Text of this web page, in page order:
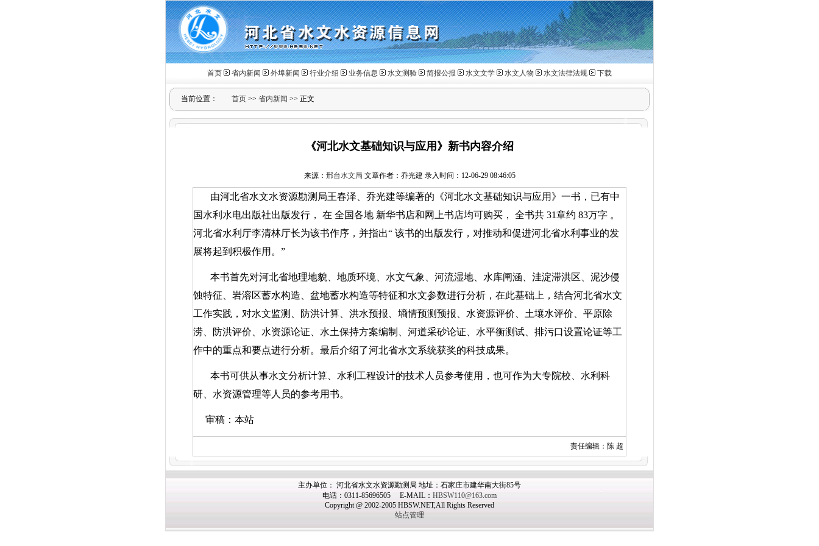
首页 省内新闻 外埠新闻 行业介绍 业务信息 水文测验 简报公报 水文文学 水文人物 水文法律法规 下载
当前位置： 首页 >> 省内新闻 >> 正文
《河北水文基础知识与应用》新书内容介绍
来源： 邢台水文局 文章作者：乔光建 录入时间：12-06-29 08:46:05
由河北省水文水资源勘测局王春泽、乔光建等编著的《河北水文基础知识与应用》一书，已有中
国水利水电出版社出版发行，
在 全国各地 新华书店和网上书店均可购买， 全书共 31章约 83万字 。
河北省水利厅李清林厅长为该书作序，并指出“ 该书的出版发行，对推动和促进河北省水利事业的发
展将起到积极作用。”
本书首先对河北省地理地貌、地质环境、水文气象、河流湿地、水库闸涵、洼淀滞洪区、泥沙侵
蚀特征、岩溶区蓄水构造、盆地蓄水构造等特征和水文参数进行分析，在此基础上，结合河北省水文
工作实践，对水文监测、防洪计算、洪水预报、墒情预测预报、水资源评价、土壤水评价、平原除
涝、防洪评价、水资源论证、水土保持方案编制、河道采砂论证、水平衡测试、排污口设置论证等工
作中的重点和要点进行分析。最后介绍了河北省水文系统获奖的科技成果。
本书可供从事水文分析计算、水利工程设计的技术人员参考使用，也可作为大专院校、水利科
研、水资源管理等人员的参考用书。
审稿：本站
责任编辑：陈 超
主办单位： 河北省水文水资源勘测局 地址：石家庄市建华南大街85号
电话：0311-85696505 E-MAIL： HBSW110@163.com
Copyright @ 2002-2005 HBSW.NET,All Rights Reserved
站点管理